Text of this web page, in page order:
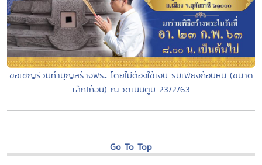
ขอเชิญร่วมทำบุญสร้างพระ โดยไม่ต้องใช้เงิน รับเพียงก้อนหิน (ขนาด
เล็ก1ก้อน) ณ.วัดเนินตูม​ 23/2/63
Go To Top